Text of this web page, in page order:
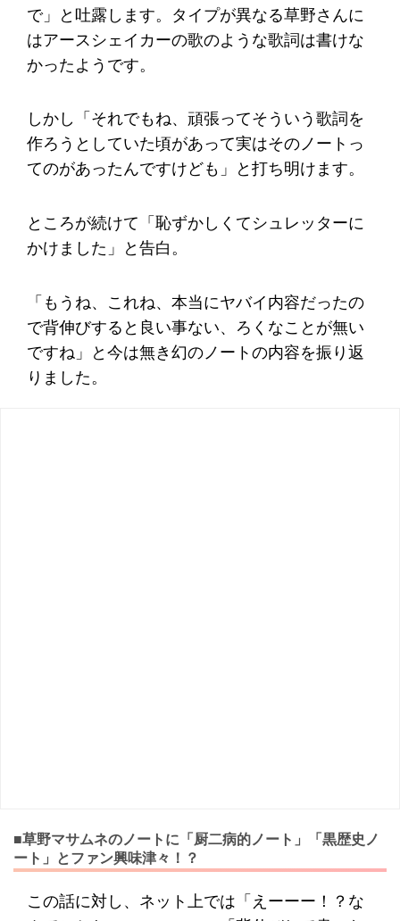
で」と吐露します。タイプが異なる草野さんに
はアースシェイカーの歌のような歌詞は書けな
かったようです。
しかし「それでもね、頑張ってそういう歌詞を
作ろうとしていた頃があって実はそのノートっ
てのがあったんですけども」と打ち明けます。
ところが続けて「恥ずかしくてシュレッターに
かけました」と告白。
「もうね、これね、本当にヤバイ内容だったの
で背伸びすると良い事ない、ろくなことが無い
ですね」と今は無き幻のノートの内容を振り返
りました。
■草野マサムネのノートに「厨二病的ノート」「黒歴史ノ
ート」とファン興味津々！？
この話に対し、ネット上では「えーーー！？な